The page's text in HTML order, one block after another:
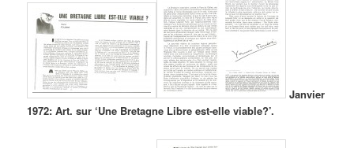
Janvier
1972: Art. sur ‘Une Bretagne Libre est-elle viable?’.